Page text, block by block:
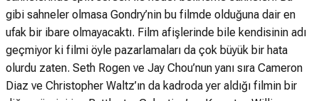
gibi sahneler olmasa Gondry’nin bu filmde olduğuna dair en
ufak bir ibare olmayacaktı. Film afişlerinde bile kendisinin adı
geçmiyor ki filmi öyle pazarlamaları da çok büyük bir hata
olurdu zaten. Seth Rogen ve Jay Chou’nun yanı sıra Cameron
Diaz ve Christopher Waltz’ın da kadroda yer aldığı filmin bir